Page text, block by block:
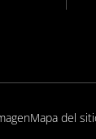
Mapa del